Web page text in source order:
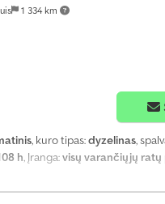
1 334 km
, kuro tipas:dyzelinas,
h, Įranga:visų varančiųjų